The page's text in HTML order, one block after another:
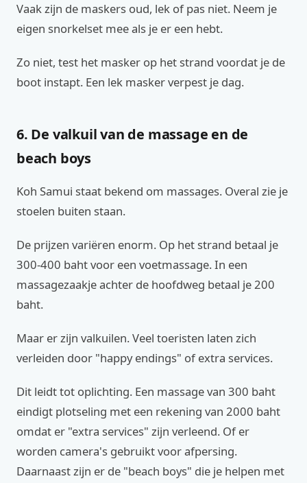
Vaak zijn de maskers oud, lek of pas niet. Neem je
eigen snorkelset mee als je er een hebt.
Zo niet, test het masker op het strand voordat je de
boot instapt. Een lek masker verpest je dag.
6. De valkuil van de massage en de
beach boys
Koh Samui staat bekend om massages. Overal zie je
stoelen buiten staan.
De prijzen variëren enorm. Op het strand betaal je
300-400 baht voor een voetmassage. In een
massagezaakje achter de hoofdweg betaal je 200
baht.
Maar er zijn valkuilen. Veel toeristen laten zich
verleiden door "happy endings" of extra services.
Dit leidt tot oplichting. Een massage van 300 baht
eindigt plotseling met een rekening van 2000 baht
omdat er "extra services" zijn verleend. Of er
worden camera's gebruikt voor afpersing.
Daarnaast zijn er de "beach boys" die je helpen met